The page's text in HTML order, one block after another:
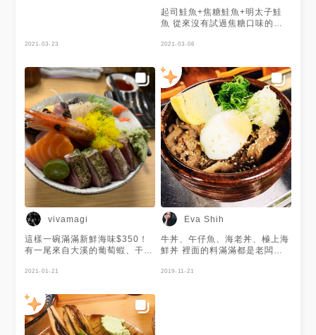
2021-03-23
起司鮭魚+焦糖鮭魚+明太子鮭
魚 從來沒有試過焦糖口味的鮭
2021-03-06
vivamagi
這樣一碗滿滿新鮮海味$350！
有一尾來自大溪的葡萄蝦、干
魚卵、蘆筍、玉子燒、黑豆、蘿
是白米醋飯。
2021-01-21
Eva Shih
牛丼、午仔魚、海老丼、極上海
鮮丼 裡面的料滿滿都是老闆的
親民❤️
2019-11-21